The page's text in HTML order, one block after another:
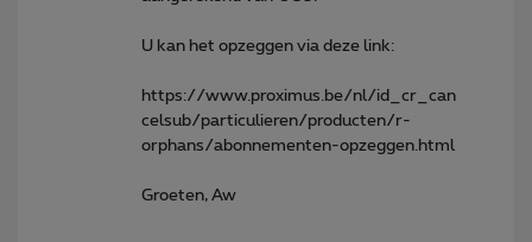
U kan het opzeggen via deze link:
https://www.proximus.be/nl/id_cr_can
celsub/particulieren/producten/r-
orphans/abonnementen-opzeggen.html
Groeten, Aw